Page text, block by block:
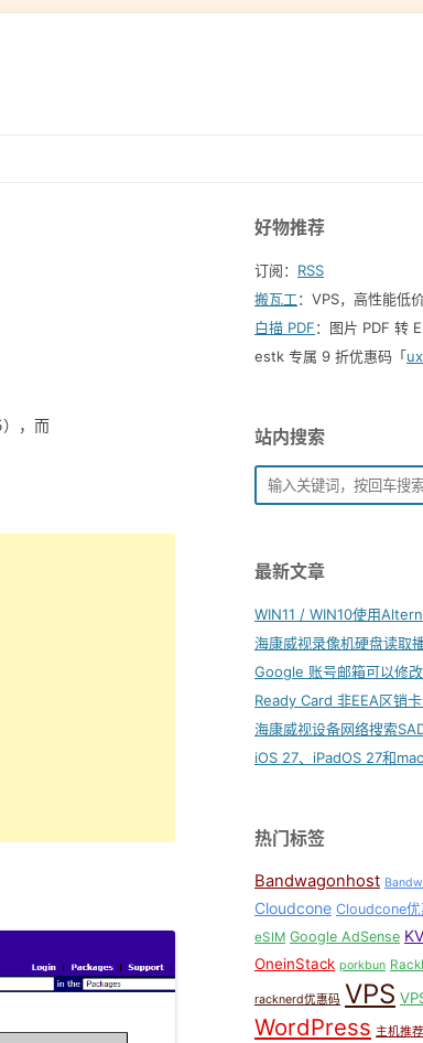
，而
好物推荐
订阅： RSS
搬瓦工：VPS，高性能低价
白描 PDF：图片 PDF 转
estk 专属 9 折优惠码「
站内搜索
最新文章
海康威视录像机硬盘读取
Google 账号邮箱可以修
Ready Card 非EEA区销
海康威视设备网络搜索
热门标签
Bandwagonhost
Cloudcone Cloudcone优
eSIM Google AdSense
OneinStack porkbun
racknerd优惠码 VPS
WordPress 主机推荐